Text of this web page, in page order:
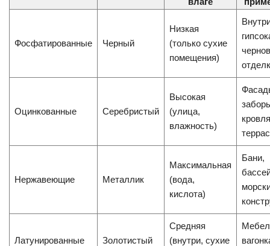
Фосфатированные Черный
Низкая
(только сухие
помещения)
Оцинкованные Серебристый
Высокая
(улица,
влажность)
Нержавеющие Металлик
Максимальная
(вода,
кислота)
Бани,
Латунированные Золотистый
Средняя
(внутри, сухие